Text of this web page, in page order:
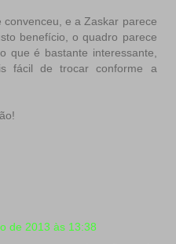
e a Zaskar parece
benefício, o quadro parece
que é bastante interessante,
fácil de trocar conforme a
de 2013 às 13:38